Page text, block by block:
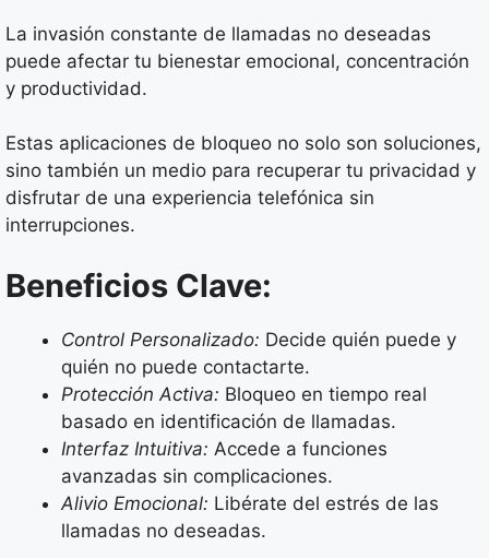
La invasión constante de llamadas no deseadas
puede afectar tu bienestar emocional, concentración
y productividad.
Estas aplicaciones de bloqueo no solo son soluciones,
sino también un medio para recuperar tu privacidad y
disfrutar de una experiencia telefónica sin
interrupciones.
Beneficios Clave:
Control Personalizado: Decide quién puede y
quién no puede contactarte.
Protección Activa: Bloqueo en tiempo real
basado en identificación de llamadas.
Interfaz Intuitiva: Accede a funciones
avanzadas sin complicaciones.
Alivio Emocional: Libérate del estrés de las
llamadas no deseadas.